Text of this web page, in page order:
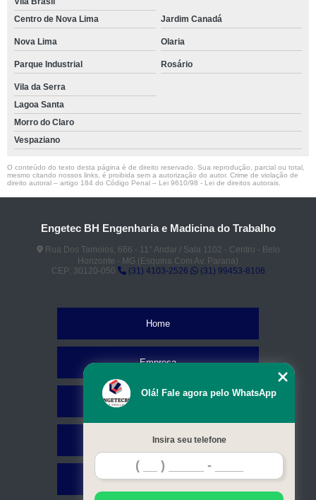
Centro de Nova Lima
Jardim Canadá
Nova Lima Olaria
Parque Industrial Rosário
Vila da Serra
Lagoa Santa
Morro do Claro
Vespaziano
O conteúdo do texto desta página é de direito reservado. Sua reprodução, parcial ou total,
mesmo citando nossos links, é proibida sem a autorização do autor. Crime de violação de
direito autoral – artigo 184 do Código Penal – Lei 9610/98 - Lei de direitos autorais
Engetec BH Engenharia e Madicina do Trabalho
Rua Dos Tamoios, 666 - 11° Andar / Sala 1102 - Centro - Belo
Horizonte - MG (Esquina Com Av. Parana)
CEP: 30120-050
(31) 4103-2526 (31) 99453-8106
Home
Empresa
Serviços
Contato
Olá! Fale agora pelo WhatsApp
Insira seu telefone